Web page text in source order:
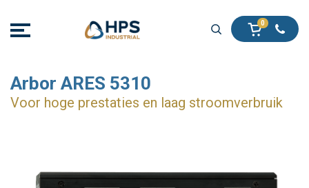
Arbor ARES 5310
Voor hoge prestaties en laag stroomverbruik